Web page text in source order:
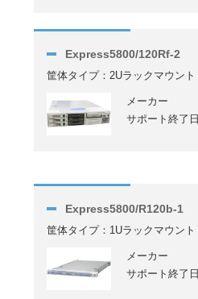
Express5800/120Rf-2
筐体タイプ：2Uラックマウント
メーカー
サポート終了日
Express5800/R120b-1
筐体タイプ：1Uラックマウント
メーカー
サポート終了日